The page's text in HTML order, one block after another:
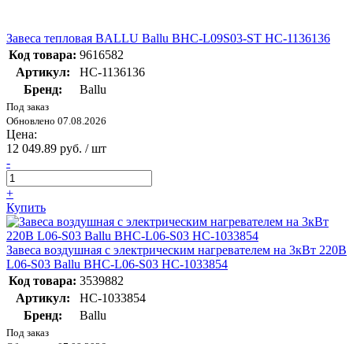
Завеса тепловая BALLU Ballu BHC-L09S03-ST НС-1136136
Код товара: 9616582
Артикул:
НС-1136136
Бренд:
Ballu
Под заказ
Обновлено 07.08.2026
Цена:
12 049.89 руб. / шт
-
+
Купить
Завеса воздушная с электрическим нагревателем на 3кВт 220В
L06-S03 Ballu BHC-L06-S03 НС-1033854
Код товара: 3539882
Артикул:
НС-1033854
Бренд:
Ballu
Под заказ